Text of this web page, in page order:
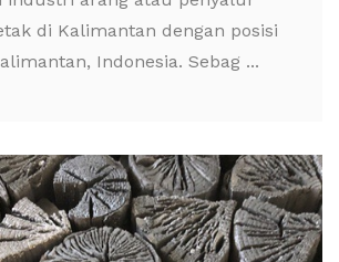
di Kalimantan dengan posisi
Indonesia. Sebag ...